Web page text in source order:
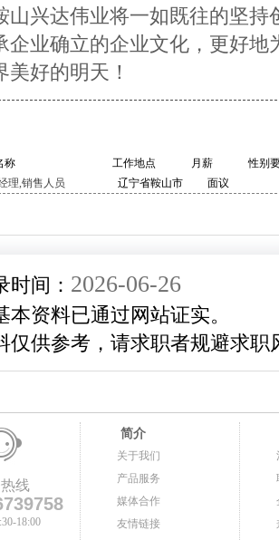
山兴达伟业将一如既往的坚持
企业确立的企业文化，更好地
美好的明天！
称 工作地点 月薪
性别
理,销售人员
辽宁省鞍山市
面议
时间： 2026-06-26
本资料已通过网站证实。
仅供参考，请求职者规避求职
线
18:00
简介
关于我们
产品服务
媒体合作
友情链接